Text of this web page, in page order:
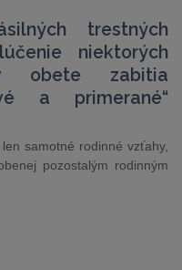
trestných
niektorých
obete zabitia
a primerané“
samotné rodinné vzťahy,
pozostalým rodinným